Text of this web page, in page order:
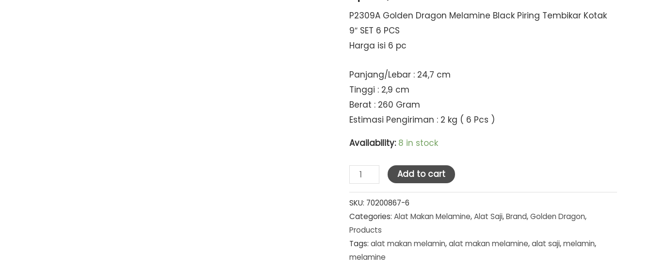
P2309A Golden Dragon Melamine Black Piring Tembikar Kotak
9″ SET 6 PCS
Harga isi 6 pc
Panjang/Lebar : 24,7 cm
Tinggi : 2,9 cm
Berat : 260 Gram
Estimasi Pengiriman : 2 kg ( 6 Pcs )
Availability: 8 in stock
Golden
Dragon
Melamine
Black
Piring
Tembikar
Kotak
Add to cart
SKU: 70200867-6
Categories: Alat Makan Melamine,Alat Saji,Brand,Golden Dragon,
Products
Tags: alat makan melamin,alat makan melamine,alat saji,melamin,
melamine